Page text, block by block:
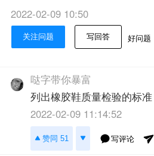
2022-02-09 10:50
关注问题 写回答 好问题
哒字带你暴富
列出橡胶鞋质量检验的标准
2022-02-09 11:14:52
赞同 51 写评论